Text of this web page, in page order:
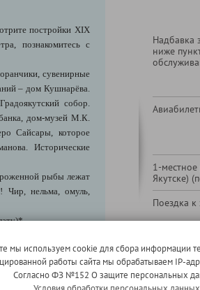
постройки XIX
познакомитесь с
сувенирные
– дом Кушнарёва.
собор.
дом-музей М.К.
Сайсары, которое
Исторические
рыбы лежат
Чир, нельма, омуль,
севера им. Е.
об истории Якутии с
В экспозиции
и растительный мир
Надбавка
ниже
1-
Якутске)
Поездка
мы используем cookie для сбора информации
работы сайта мы обрабатываем IP-
Согласно ФЗ №152 О защите персональных